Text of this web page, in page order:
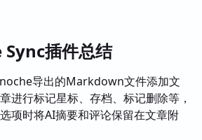
插件总结
导出的Markdown文件添加文
进行标记星标、存档、标记删除等，
项时将AI摘要和评论保留在文章附